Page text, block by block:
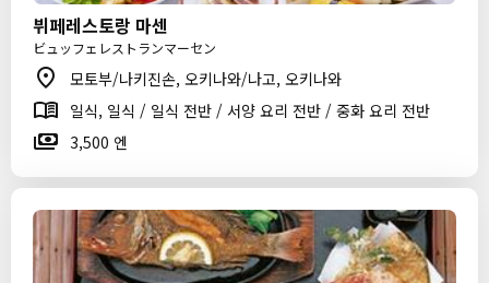
뷔페레스토랑 마센
ビュッフェレストランマーセン
모토부/나키진손, 오키나와/나고, 오키나와
일식, 일식 / 일식 전반 / 서양 요리 전반 / 중화 요리 전반
3,500 엔